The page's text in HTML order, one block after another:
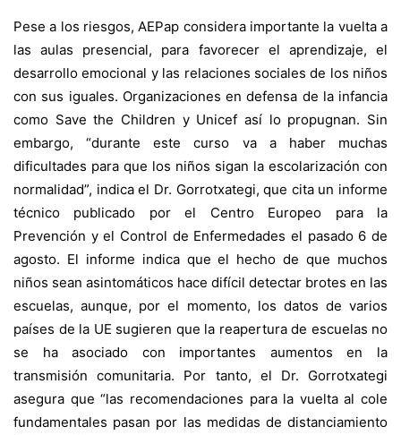
Pese a los riesgos, AEPap considera importante la vuelta a
las aulas presencial, para favorecer el aprendizaje, el
desarrollo emocional y las relaciones sociales de los niños
con sus iguales. Organizaciones en defensa de la infancia
como Save the Children y Unicef así lo propugnan. Sin
embargo, “durante este curso va a haber muchas
dificultades para que los niños sigan la escolarización con
normalidad”, indica el Dr. Gorrotxategi, que cita un informe
técnico publicado por el Centro Europeo para la
Prevención y el Control de Enfermedades el pasado 6 de
agosto. El informe indica que el hecho de que muchos
niños sean asintomáticos hace difícil detectar brotes en las
escuelas, aunque, por el momento, los datos de varios
países de la UE sugieren que la reapertura de escuelas no
se ha asociado con importantes aumentos en la
transmisión comunitaria. Por tanto, el Dr. Gorrotxategi
asegura que “las recomendaciones para la vuelta al cole
fundamentales pasan por las medidas de distanciamiento